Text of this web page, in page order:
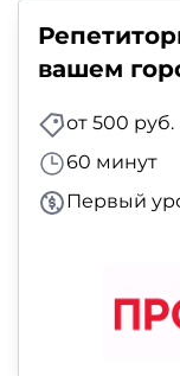
вашем
от 500 руб.
60 минут
Первый